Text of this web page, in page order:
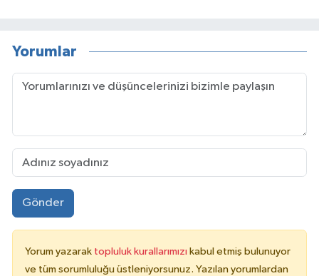
Yorumlar
Gönder
Yorum yazarak topluluk kurallarımızı kabul etmiş bulunuyor
ve tüm sorumluluğu üstleniyorsunuz. Yazılan yorumlardan